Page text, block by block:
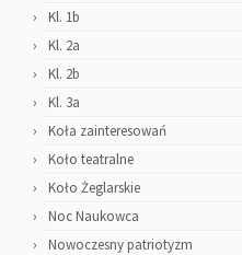
Kl. 1b
Kl. 2a
Kl. 2b
Kl. 3a
Koła zainteresowań
Koło teatralne
Koło Żeglarskie
Noc Naukowca
Nowoczesny patriotyzm